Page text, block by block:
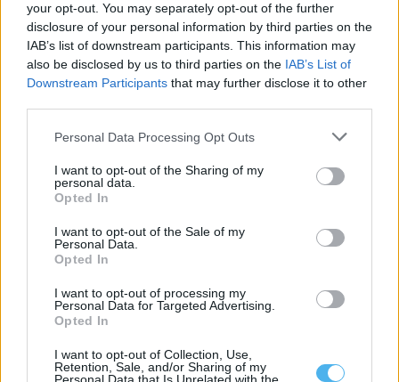
your opt-out. You may separately opt-out of the further
disclosure of your personal information by third parties on the
IAB’s list of downstream participants. This information may
also be disclosed by us to third parties on the IAB’s List of
Downstream Participants that may further disclose it to other
Personal Data Processing Opt Outs
I want to opt-out of the Sharing of my
personal data.
Opted In
I want to opt-out of the Sale of my
Personal Data.
Opted In
I want to opt-out of processing my
Personal Data for Targeted Advertising.
Opted In
I want to opt-out of Collection, Use,
Retention, Sale, and/or Sharing of my
Quinta do Bill, Pedro Abrunhosa, D.A.M.A, Bárbara Bandeira e
23 Julho, 2026 - 16:00